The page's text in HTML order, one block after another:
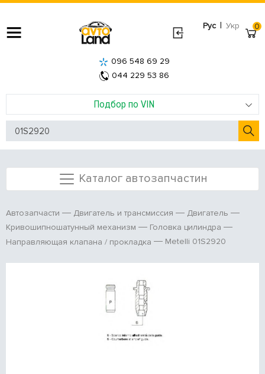
Рус | Укр
Подбор по VIN
096 548 69 29
044 229 53 86
0
Каталог автозапчастин
Автозапчасти Двигатель и трансмиссия
Двигатель
Кривошипношатунный механизм
Головка цилиндра
Направляющая клапана / прокладка
Metelli 01S2920